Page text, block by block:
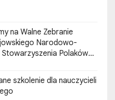
Narodowo-
Polaków
szkolenie dla nauczycieli